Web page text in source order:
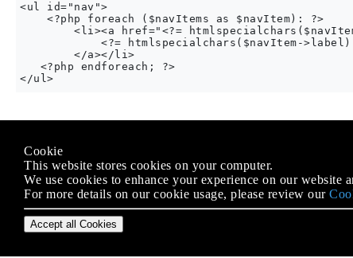
<ul id="nav">
    <?php foreach ($navItems as $navItem): ?>
<li><a href="<?=
<?= htmlspecialchars($navItem-
        </a></li>
   <?php endforeach; ?>
Lizenziert unter
Nicht angeschlossen anStack Overflow
Cookie
This website stores cookies on your computer.
We use cookies to enhance your experience on our website
For more details on our cookie usage, please review our
Accept all Cookies